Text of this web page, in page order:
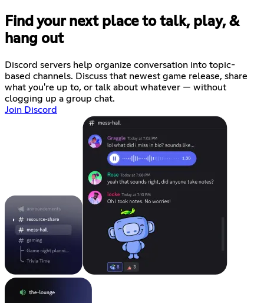
Find your next place to talk, play, &
hang out
Discord servers help organize conversation into topic-
based channels. Discuss that newest game release, share
what you're up to, or talk about whatever — without
clogging up a group chat.
Join Discord